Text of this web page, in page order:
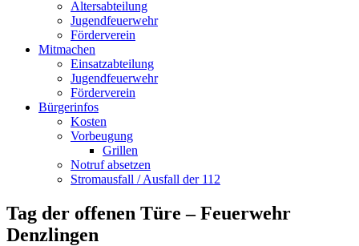
Altersabteilung
Jugendfeuerwehr
Förderverein
Mitmachen
Einsatzabteilung
Jugendfeuerwehr
Förderverein
Bürgerinfos
Kosten
Vorbeugung
Grillen
Notruf absetzen
Stromausfall / Ausfall der 112
Tag der offenen Türe – Feuerwehr
Denzlingen